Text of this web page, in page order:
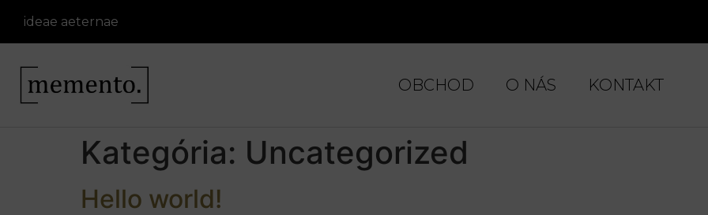
ideae aeternae
OBCHOD O NÁS KONTAKT
Kategória: Uncategorized
Hello world!